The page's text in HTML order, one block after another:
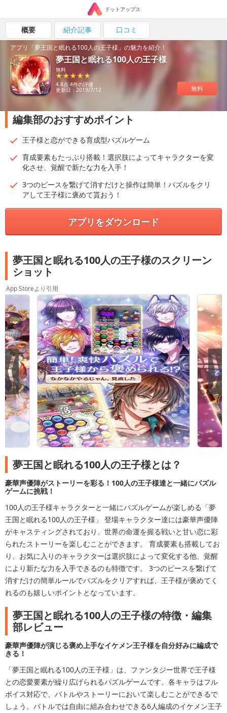
ドットアップス
概要 紹介記事 口コミ
アプリ「夢王国と眠れる100人の王子様」の魅力を紹介！
夢王国と眠れる100人の王子様
無料
4.8点 4件の評価
更新日：2019/7/12 無料
編集部のおすすめポイント
王子様と恋ができる育成型パズルゲーム
育成要素もたっぷり搭載！選択肢によってキャラクターを変
化させ、覚醒で新たな力を入手！
3つのピースを繋げて消すだけと操作は簡単！パズルをクリ
アして王子様に褒めて貰おう！
アプリをダウンロード
夢王国と眠れる100人の王子様のスクリーン
ショット
App Storeより引用
夢王国と眠れる100人の王子様とは？
豪華声優陣がストーリーを彩る！100人の王子様達と一緒にパズル
ゲームに挑戦！
100人の王子様キャラクターと一緒にパズルゲームが楽しめる「夢
王国と眠れる100人の王子様」 登場キャラクター達には豪華声優陣
がキャスティングされており、世界の命運を握る戦いと甘い恋に彩
られたストーリーを楽しむことができます。 育成要素も搭載してお
り、お気に入りのキャラクターは選択肢によって変化する他、覚醒
により新たな力を入手できるのも特徴です。 3つのピースを繋げて
消すだけの簡単ルールでパズルをクリアすれば、王子様が褒めてく
れるのも嬉しいポイントとなっています。
夢王国と眠れる100人の王子様の特徴・編集
部レビュー
豪華声優陣が演じる褒め上手なイケメン王子様を自分好みに編成で
きる！
「夢王国と眠れる100人の王子様」は、ファンタジー世界で王子様
との恋愛要素が繰り広げられるパズルゲームです。各キャラはフル
ボイス対応で、バトルやストーリーにおいて楽しむことができるで
しょう。バトルでは自由に組み合わせできる6人編成のイケメン王子